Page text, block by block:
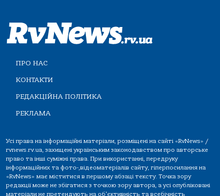
ПРО НАС
КОНТАКТИ
РЕДАКЦІЙНА ПОЛІТИКА
РЕКЛАМА
Усі права на інформаційні матеріали, розміщені на сайті «RvNews» /
rvnews.rv.ua, захищені українським законодавством про авторське
право та інші суміжні права. При використанні, передруку
інформаційних та фото-,відеоматеріалів сайту, гіперпосилання на
«RvNews» має міститися в першому абзаці тексту. Точка зору
редакції може не збігатися з точкою зору автора, а усі опубліковані
матеріали не претендують на об'єктивність та всебічність